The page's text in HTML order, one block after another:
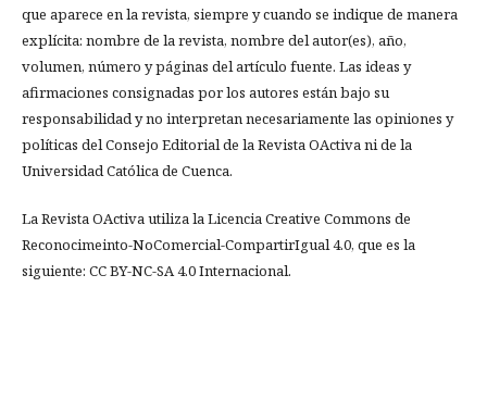
que aparece en la revista, siempre y cuando se indique de manera
explícita: nombre de la revista, nombre del autor(es), año,
volumen, número y páginas del artículo fuente. Las ideas y
afirmaciones consignadas por los autores están bajo su
responsabilidad y no interpretan necesariamente las opiniones y
políticas del Consejo Editorial de la Revista OActiva ni de la
Universidad Católica de Cuenca.
La Revista OActiva utiliza la Licencia Creative Commons de
Reconocimeinto-NoComercial-CompartirIgual 4.0, que es la
siguiente: CC BY-NC-SA 4.0 Internacional.